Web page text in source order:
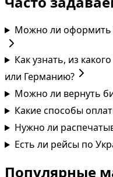
Можно ли оформить
Как узнать, из
или Германию?
Можно ли вернуть
Какие способы
Нужно ли
Есть ли рейсы по
Популярные